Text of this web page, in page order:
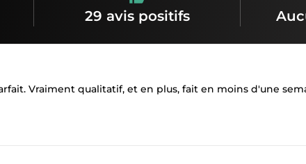
29 avis positifs
Vraiment qualitatif, et en plus, fait en moins d'une